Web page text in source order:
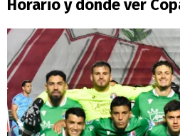
Horario y dónde ver